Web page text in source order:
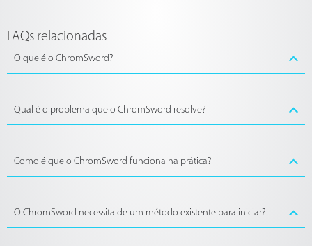
FAQs relacionadas
O que é o ChromSword?
Qual é o problema que o ChromSword resolve?
Como é que o ChromSword funciona na prática?
O ChromSword necessita de um método existente para iniciar?